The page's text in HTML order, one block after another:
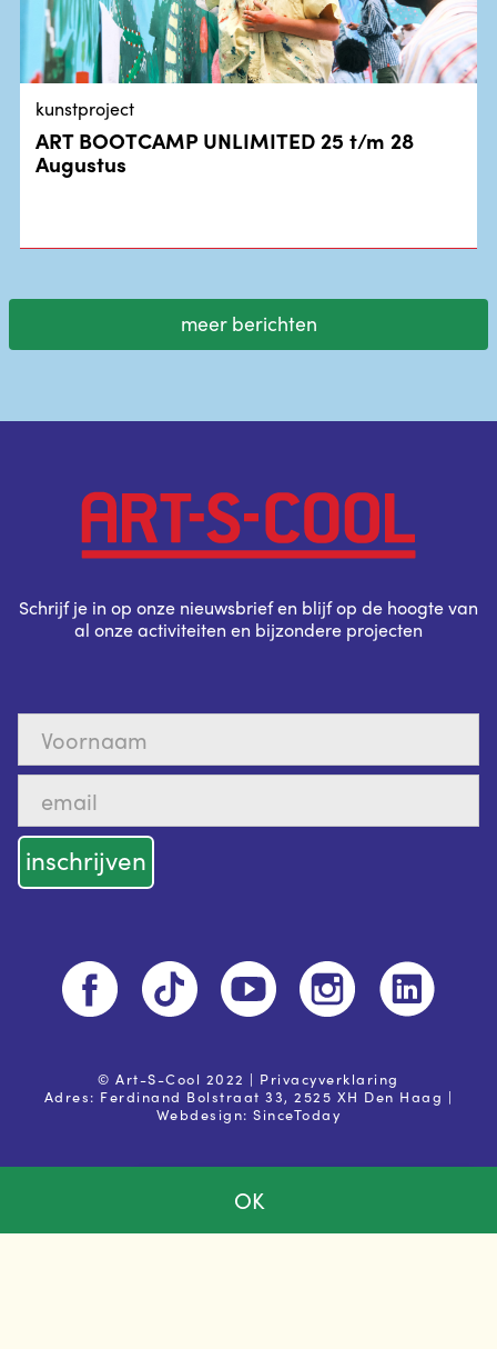
Powered by
privacy voorwaarden
OK
kunstproject
ART BOOTCAMP UNLIMITED 25 t/m 28
Augustus
meer berichten
Schrijf je in op onze nieuwsbrief en blijf op de hoogte van
al onze activiteiten en bijzondere projecten
© Art-S-Cool 2022 | Privacyverklaring
Adres: Ferdinand Bolstraat 33, 2525 XH Den Haag |
Webdesign:SinceToday